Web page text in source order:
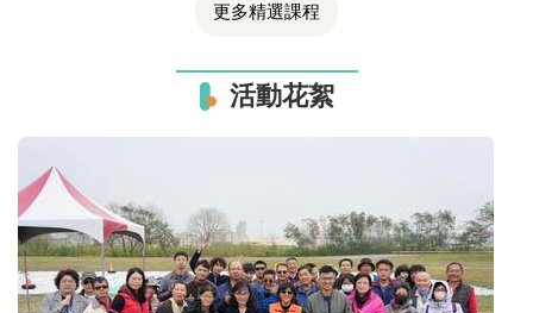
更多精選課程
活動花絮